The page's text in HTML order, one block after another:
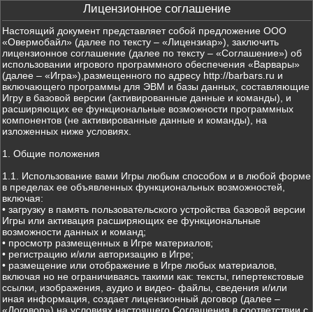
Лицензионное соглашение
Настоящий документ представляет собой предложение ООО
«Овермобайл» (далее по тексту – «Лицензиар»), заключить
лицензионное соглашение (далее по тексту – «Соглашение») об
использовании игрового программного обеспечения «Варвары»
(далее – «Игра»),размещенного по адресу http://barbars.ru и
включающего программы для ЭВМ и базы данных, составляющие
Игру в базовой версии (активированные данные и команды), и
расширяющих ее функциональные возможности программных
компонентов (не активированные данные и команды), на
изложенных ниже условиях.
1. Общие положения
1.1. Использование вами Игры любым способом и в любой форме
в пределах ее объявленных функциональных возможностей,
включая:
• загрузку в память пользовательского устройства базовой версии
Игры или активация расширяющих ее функциональные
возможности данных и команд;
• просмотр размещенных в Игре материалов;
• регистрацию и/или авторизацию в Игре;
• размещение или отображение в Игре любых материалов,
включая но не ограничиваясь такими как: тексты, гипертекстовые
ссылки, изображения, аудио и видео- файлы, сведения и/или
иная информация, создает лицензионный договор (далее –